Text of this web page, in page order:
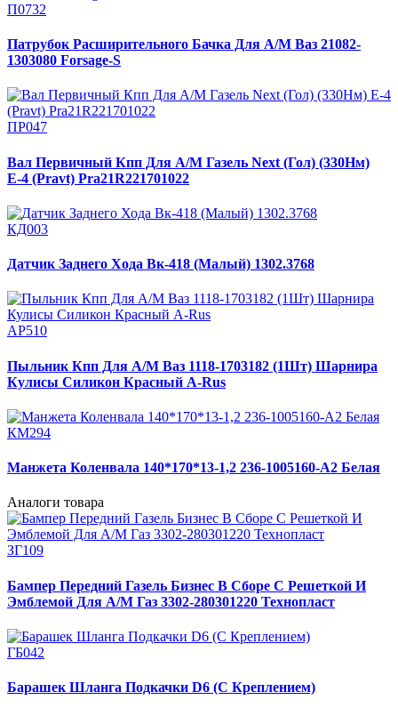
П0732
Патрубок Расширительного Бачка Для А/М Ваз 21082-
1303080 Forsage-S
ПР047
Вал Первичный Кпп Для А/М Газель Next (Гол) (330Нм)
Е-4 (Pravt) Pra21R221701022
КД003
Датчик Заднего Хода Вк-418 (Малый) 1302.3768
АР510
Пыльник Кпп Для А/М Ваз 1118-1703182 (1Шт) Шарнира
Кулисы Силикон Красный A-Rus
КМ294
Манжета Коленвала 140*170*13-1,2 236-1005160-А2 Белая
Аналоги товара
ЗГ109
Бампер Передний Газель Бизнес В Сборе С Решеткой И
Эмблемой Для А/М Газ 3302-280301220 Технопласт
ГБ042
Барашек Шланга Подкачки D6 (С Креплением)